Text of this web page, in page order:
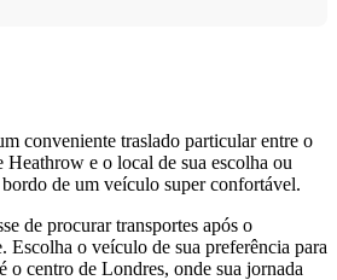
conveniente traslado particular entre o
Heathrow e o local de sua escolha ou
de um veículo super confortável.
de procurar transportes após o
Escolha o veículo de sua preferência para
o centro de Londres, onde sua jornada